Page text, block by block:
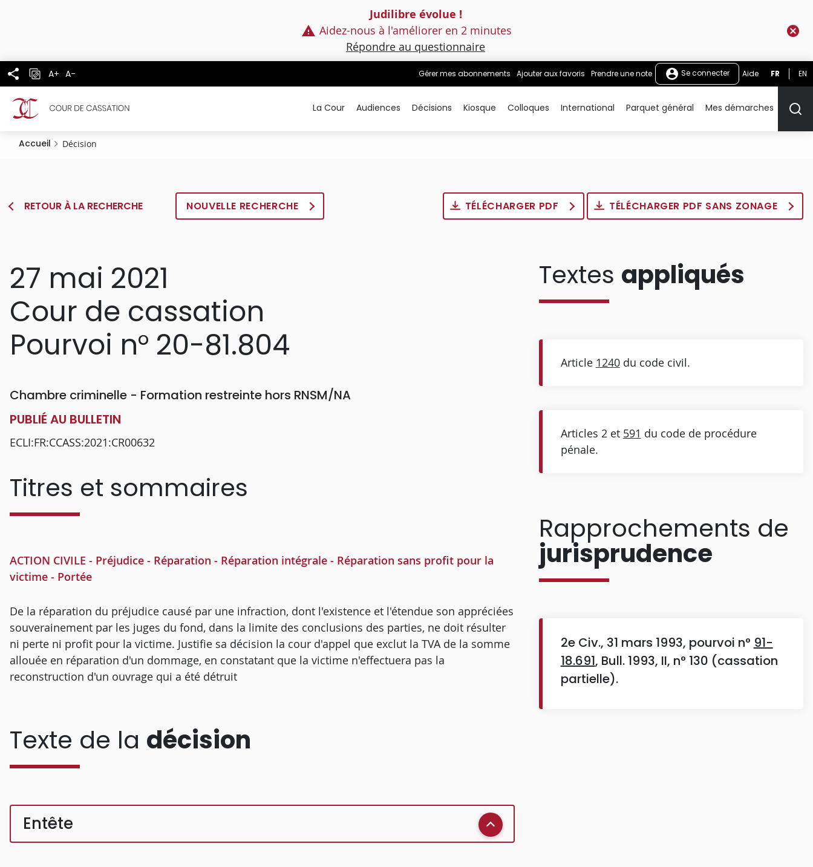
Judilibre évolue !
Aidez-nous à l'améliorer en 2 minutes
Répondre au questionnaire
A+ A- Gérer mes abonnements Ajouter aux favoris Prendre une note Se connecter Aide FR EN
La Cour Audiences Décisions Kiosque Colloques International Parquet général Mes démarches
Accueil Décision
RETOUR À LA RECHERCHE NOUVELLE RECHERCHE TÉLÉCHARGER PDF TÉLÉCHARGER PDF SANS ZONAGE
27 mai 2021
Cour de cassation
Pourvoi n° 20-81.804
Chambre criminelle - Formation restreinte hors RNSM/NA
PUBLIÉ AU BULLETIN
ECLI:FR:CCASS:2021:CR00632
Titres et sommaires
ACTION CIVILE - Préjudice - Réparation - Réparation intégrale - Réparation sans profit pour la
victime - Portée
De la réparation du préjudice causé par une infraction, dont l'existence et l'étendue son appréciées
souverainement par les juges du fond, dans la limite des conclusions des parties, ne doit résulter
ni perte ni profit pour la victime. Justifie sa décision la cour d'appel que exclut la TVA de la somme
allouée en réparation d'un dommage, en constatant que la victime n'effectuera pas la
reconstruction d'un ouvrage qui a été détruit
Texte de la décision
Entête
Textes appliqués
Article 1240du code civil.
Articles 2 et 591 du code de procédure
pénale.
Rapprochements de
jurisprudence
2e Civ., 31 mars 1993, pourvoi n° 91-
18.691, Bull. 1993, II, n° 130 (cassation
partielle).